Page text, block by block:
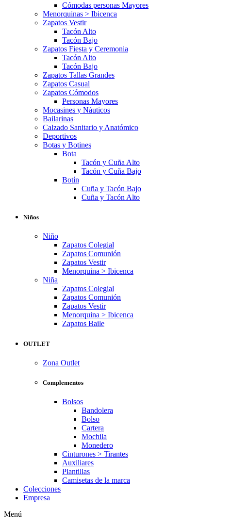
Cómodas personas Mayores
Menorquinas > Ibicenca
Zapatos Vestir
Tacón Alto
Tacón Bajo
Zapatos Fiesta y Ceremonia
Tacón Alto
Tacón Bajo
Zapatos Tallas Grandes
Zapatos Casual
Zapatos Cómodos
Personas Mayores
Mocasines y Náuticos
Bailarinas
Calzado Sanitario y Anatómico
Deportivos
Botas y Botines
Bota
Tacón y Cuña Alto
Tacón y Cuña Bajo
Botín
Cuña y Tacón Bajo
Cuña y Tacón Alto
Niños
Niño
Zapatos Colegial
Zapatos Comunión
Zapatos Vestir
Menorquina > Ibicenca
Niña
Zapatos Colegial
Zapatos Comunión
Zapatos Vestir
Menorquina > Ibicenca
Zapatos Baile
OUTLET
Zona Outlet
Complementos
Bolsos
Bandolera
Bolso
Cartera
Mochila
Monedero
Cinturones > Tirantes
Auxiliares
Plantillas
Camisetas de la marca
Colecciones
Empresa
Menú